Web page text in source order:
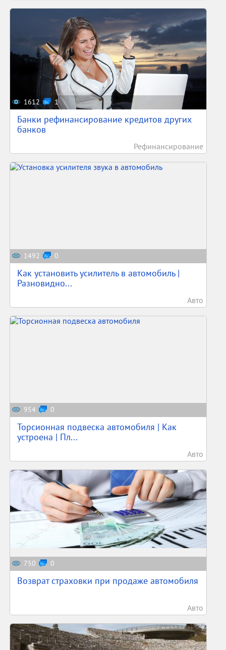
1612 1
Банки рефинансирование кредитов других
банков
Рефинансирование
1492 0
Как установить усилитель в автомобиль |
Разновидно...
Авто
954 0
Торсионная подвеска автомобиля | Как
устроена | Пл...
Авто
750 0
Возврат страховки при продаже автомобиля
Авто